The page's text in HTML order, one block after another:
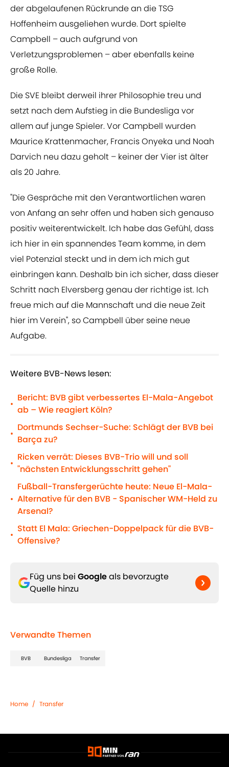
der abgelaufenen Rückrunde an die TSG
Hoffenheim ausgeliehen wurde. Dort spielte
Campbell – auch aufgrund von
Verletzungsproblemen – aber ebenfalls keine
große Rolle.
Die SVE bleibt derweil ihrer Philosophie treu und
setzt nach dem Aufstieg in die Bundesliga vor
allem auf junge Spieler. Vor Campbell wurden
Maurice Krattenmacher, Francis Onyeka und Noah
Darvich neu dazu geholt – keiner der Vier ist älter
als 20 Jahre.
"Die Gespräche mit den Verantwortlichen waren
von Anfang an sehr offen und haben sich genauso
positiv weiterentwickelt. Ich habe das Gefühl, dass
ich hier in ein spannendes Team komme, in dem
viel Potenzial steckt und in dem ich mich gut
einbringen kann. Deshalb bin ich sicher, dass dieser
Schritt nach Elversberg genau der richtige ist. Ich
freue mich auf die Mannschaft und die neue Zeit
hier im Verein", so Campbell über seine neue
Aufgabe.
Weitere BVB-News lesen:
•
Bericht: BVB gibt verbessertes El-Mala-Angebot
ab – Wie reagiert Köln?
•
Dortmunds Sechser-Suche: Schlägt der BVB bei
Barça zu?
•
Ricken verrät: Dieses BVB-Trio will und soll
"nächsten Entwicklungsschritt gehen"
•
Fußball-Transfergerüchte heute: Neue El-Mala-
Alternative für den BVB - Spanischer WM-Held zu
Arsenal?
•
Statt El Mala: Griechen-Doppelpack für die BVB-
Offensive?
Füg uns bei Googleals bevorzugte
Quelle hinzu
Verwandte Themen
BVB Bundesliga Transfer
Home / Transfer